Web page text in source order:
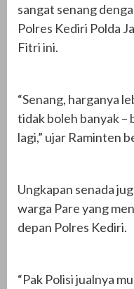
sangat senang
Polres Kediri Polda
Fitri ini.
“Senang, harganya
tidak boleh banyak –
lagi,” ujar Raminten
Ungkapan senada
warga Pare yang
depan Polres Kediri.
“Pak Polisi jualnya